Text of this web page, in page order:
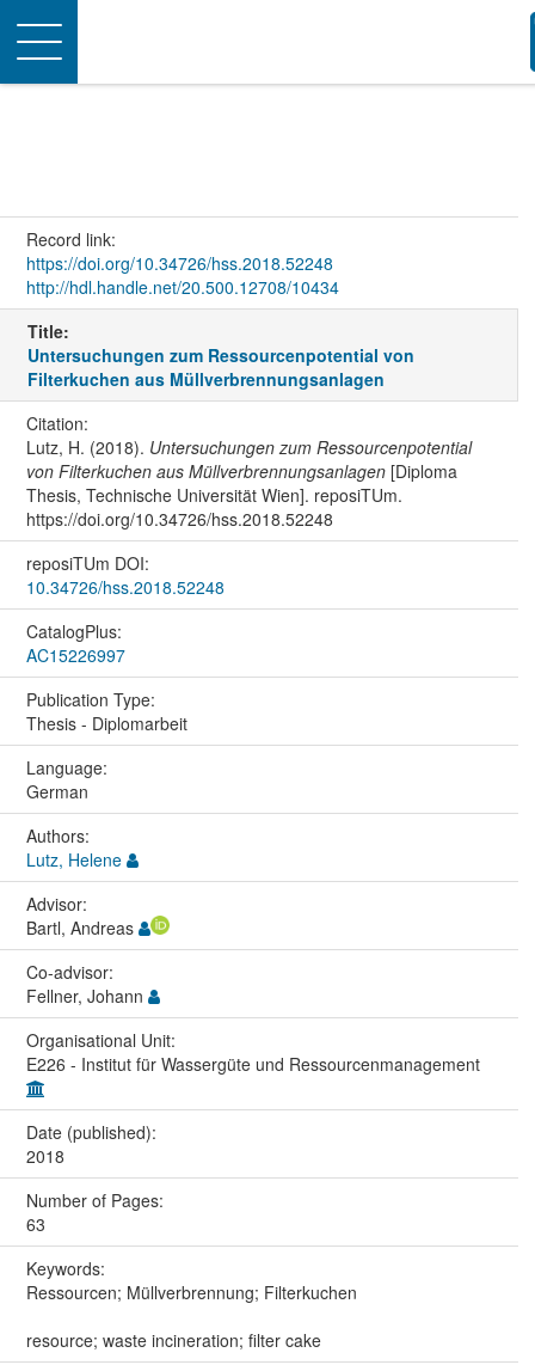
Toggle
navigation
Record link:
https://doi.org/10.34726/hss.2018.52248
http://hdl.handle.net/20.500.12708/10434
Title:
Untersuchungen zum Ressourcenpotential von
Filterkuchen aus Müllverbrennungsanlagen
Citation:
Lutz, H. (2018). Untersuchungen zum Ressourcenpotential
von Filterkuchen aus Müllverbrennungsanlagen[Diploma
Thesis, Technische Universität Wien]. reposiTUm.
https://doi.org/10.34726/hss.2018.52248
reposiTUm DOI:
10.34726/hss.2018.52248
CatalogPlus:
AC15226997
Publication Type:
Thesis - Diplomarbeit
Language:
German
Authors:
Lutz, Helene
Advisor:
Bartl, Andreas
Co-advisor:
Fellner, Johann
Organisational Unit:
E226 - Institut für Wassergüte und Ressourcenmanagement
Date (published):
2018
Number of Pages:
63
Keywords:
Ressourcen; Müllverbrennung; Filterkuchen
resource; waste incineration; filter cake